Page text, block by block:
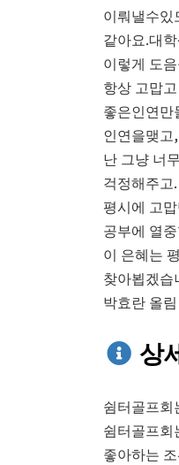
이뤄낼수있
같아요.대
이렇게 도
항상 고맙
좋은인연
인연을맺
난 그냥 너
걱정해주고.
평시에 고
공부에 열
이 은혜는
찾아뵙겠
박효란 올림
상
쉼터골프회
쉼터골프회
좋아하는